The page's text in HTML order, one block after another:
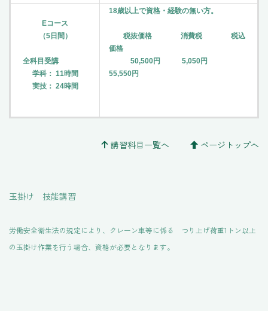
Eコース
（5日間）
全科目受講
学科： 11時間
実技： 24時間
18歳以上で資格・経験の無い方。
税抜価格 消費税 税込
価格
50,500円 5,050円
55,550円
講習科目一覧へ ページトップへ
玉掛け 技能講習
労働安全衛生法の規定により、クレーン車等に係る つり上げ荷重1トン以上
の玉掛け作業を行う場合、資格が必要となります。